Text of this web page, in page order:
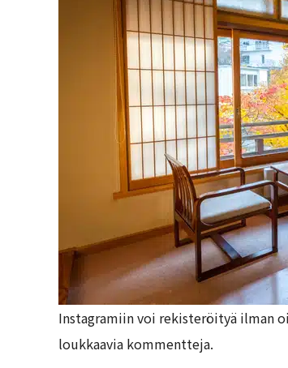
Instagramiin voi rekisteröityä ilman
loukkaavia kommentteja.